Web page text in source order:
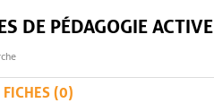
DE PÉDAGOGIE ACTIVE
FICHES (0)